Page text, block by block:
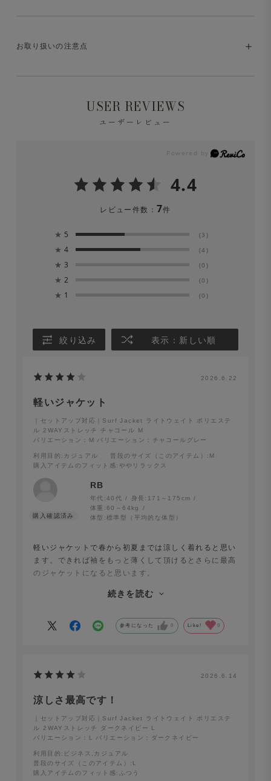
ッチ ダークネイビー
ッチ ベージュ
セットアップで広がる、装いの自由度
同素材の〈Surf Slacks〉と合わせれば、洗練された大人
のセットアップスタイルに。かしこまりすぎず、ラフすぎ
をご参照ください）
・ドライタッチ
お取り扱いの注意点
い。漂白剤は絶対に使用しないでください。
※長時間濡れたままにしておくと、色が落ちる場合があり
ます。洗濯後は形を整えてすぐに日陰で平干しにしてくだ
USER REVIEWS
ユーザーレビュー
4.4
レビュー件数： 7件
★ 5 (3)
★ 4 (4)
★ 3 (0)
★ 2 (0)
★ 1 (0)
絞り込み 表示：新しい順
2026.6.22
軽いジャケット
｜セットアップ対応｜Surf Jacket ライトウェイト ポリエステ
ル 2WAYストレッチ チャコール M
バリエーション：M バリエーション：チャコールグレー
利用目的 :カジュアル 普段のサイズ（このアイテム） :M
購入アイテムのフィット感:ややリラックス
RB
年代:40代 身長: 171～175cm
体重:60～64kg
体型:標準型（平均的な体型）
軽いジャケットで春から初夏までは涼しく着れると思い
ます。できれば袖をもっと薄くして頂けるとさらに最高
のジャケットになると思います。
なのでタイトに着たい場合はSでも良かったかもしれま
続きを読む
参考になった 0 Like! 0
2026.6.14
涼しさ最高です！
｜セットアップ対応｜Surf Jacket ライトウェイト ポリエステ
ル 2WAYストレッチ ダークネイビー L
バリエーション：L
バリエーション：ダークネイビー
利用目的 :ビジネス,カジュアル
普段のサイズ（このアイテム） :L
購入アイテムのフィット感:ふつう